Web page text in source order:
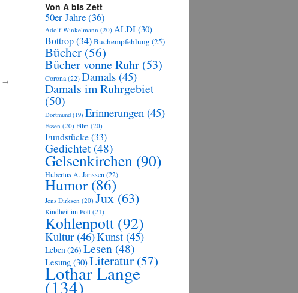
→
Von A bis Zett
50er Jahre(36)
Adolf Winkelmann (20) ALDI (30)
Bottrop(34)Buchempfehlung (25)
Bücher (56)
Bücher vonne Ruhr (53)
Corona(22)Damals (45)
Damals im Ruhrgebiet
(50)
Dortmund (19) Erinnerungen (45)
Essen (20) Film (20)
Fundstücke(33)
Gedichtet(48)
Gelsenkirchen (90)
Hubertus A. Janssen(22)
Humor(86)
Jens Dirksen (20) Jux (63)
Kindheit im Pott (21)
Kohlenpott (92)
Kultur(46)Kunst (45)
Leben(26) Lesen (48)
Lesung (30)Literatur (57)
Lothar Lange
(134)